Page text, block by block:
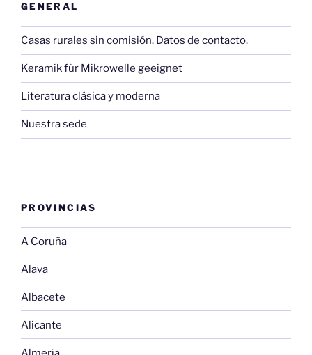
GENERAL
Casas rurales sin comisión. Datos de contacto.
Keramik für Mikrowelle geeignet
Literatura clásica y moderna
Nuestra sede
PROVINCIAS
A Coruña
Alava
Albacete
Alicante